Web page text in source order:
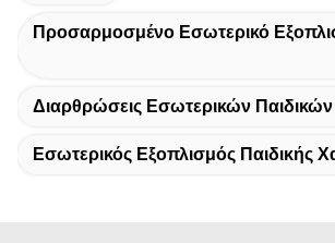
Προσαρμοσμένο Εσωτερικό
Διαρθρώσεις Εσωτερικών
Εσωτερικός Εξοπλισμός Παιδικής